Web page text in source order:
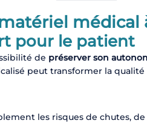
pour le patient
de préserver son
peut transformer la qualité
les risques de chutes,